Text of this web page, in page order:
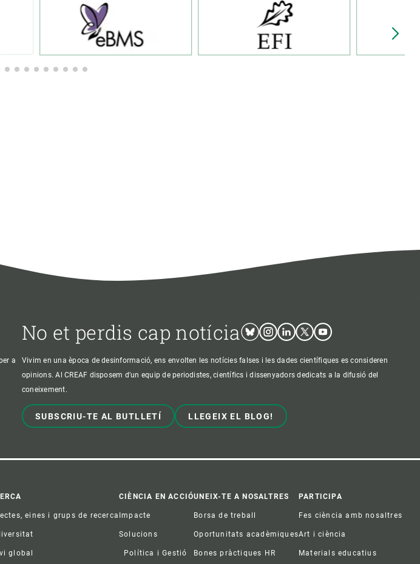
a
No et perdis cap notícia BlueskyInstagram
LinkedinTwitterYoutube
Vivim en una època de desinformació, ens envolten les notícies falses i les dades científiques es consideren
opinions. Al CREAF disposem d'un equip de periodistes, científics i dissenyadors dedicats a la difusió del
coneixement.
SUBSCRIU-TE AL BUTLLETÍ LLEGEIX EL BLOG!
eines i grups de recerca
global
CIÈNCIA EN ACCIÓ
Impacte
Solucions
Política i Gestió
UNEIX-TE A NOSALTRES
Borsa de treball
Oportunitats acadèmiques
Bones pràctiques HR
PARTICIPA
Fes ciència amb nosaltres
Art i ciència
Materials educatius